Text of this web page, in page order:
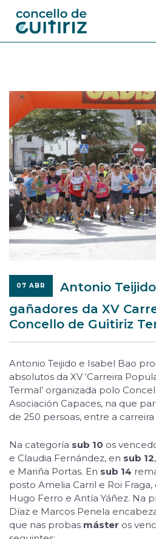
Departamentos
Novas
Contacto
Sede electrónica
Search Site
07 ABR
Antonio
gañadores da XV
Concello de Guitiriz
Antonio Teijido e Isabel Bao
absolutos da XV ‘Carreira
Termal’ organizada polo
Asociación Capaces, na que
de 250 persoas, entre a carreira
Na categoría sub 10 os
e Claudia Fernández, en sub 12
e Mariña Portas. En sub 14
posto Amelia Carril e Roi Fraga,
Hugo Ferro e Antía Yáñez. Na
Díaz e Marcos Penela
que nas probas máster os